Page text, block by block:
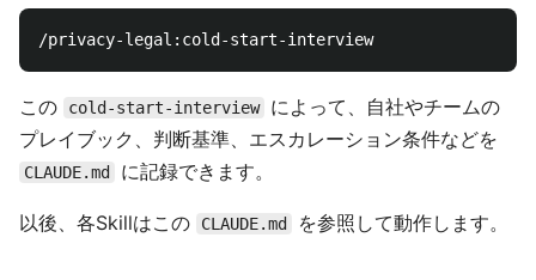
この cold-start-interview
によって、自社やチームの
プレイブック、判断基準、エスカレーション条件などを
CLAUDE.md に記録できます。
以後、各Skillはこの CLAUDE.md を参照して動作します。